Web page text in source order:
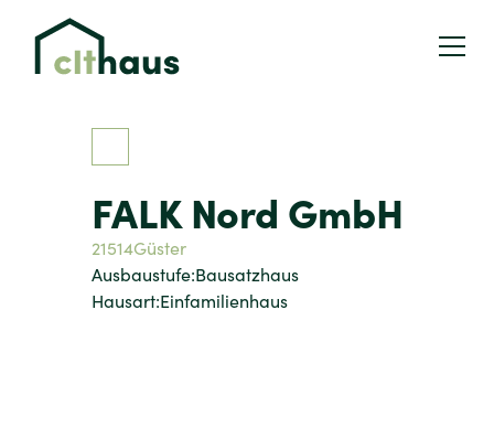
FALK Nord GmbH
21514Güster
Ausbaustufe:Bausatzhaus
Hausart:Einfamilienhaus